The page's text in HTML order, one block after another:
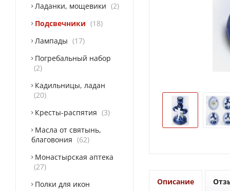
Ладанки, мощевики
2
Подсвечники
18
Лампады
17
Погребальный набор
2
Кадильницы, ладан
20
Кресты-распятия
3
Масла от святынь,
благовония
62
Монастырская аптека
27
Полки для икон
Описание